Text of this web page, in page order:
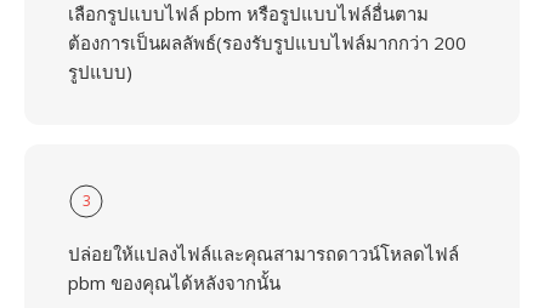
เลือกรูปแบบไฟล์ pbm หรือรูปแบบไฟล์อื่นตาม
ต้องการเป็นผลลัพธ์(รองรับรูปแบบไฟล์มากกว่า 200
รูปแบบ)
3
ปล่อยให้แปลงไฟล์และคุณสามารถดาวน์โหลดไฟล์
pbm ของคุณได้หลังจากนั้น